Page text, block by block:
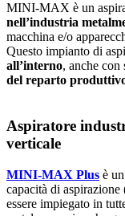
MINI-MAX è un
nell’industria
macchina e/o
Questo impianto di
all’interno, anche con
del reparto
Aspiratore
verticale
MINI-MAX Plus è
capacità di aspirazione
essere impiegato in